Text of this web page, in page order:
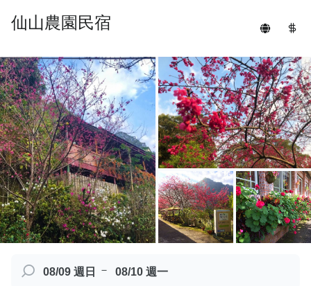
仙山農園民宿
08/09 週日 － 08/10 週一